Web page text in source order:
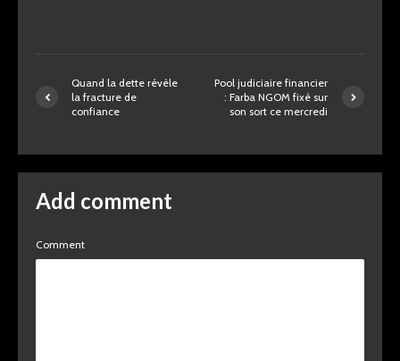
Quand la dette révèle
la fracture de
confiance
Pool judiciaire financier
: Farba NGOM fixé sur
son sort ce mercredi
Add comment
Comment